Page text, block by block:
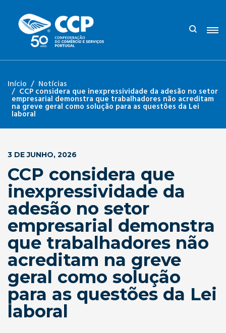
Início Notícias
CCP considera que inexpressividade da adesão no setor
empresarial demonstra que trabalhadores não acreditam
na greve geral como solução para as questões da Lei
laboral
3 DE JUNHO, 2026
CCP considera que
inexpressividade da
adesão no setor
empresarial demonstra
que trabalhadores não
acreditam na greve
geral como solução
para as questões da Lei
laboral